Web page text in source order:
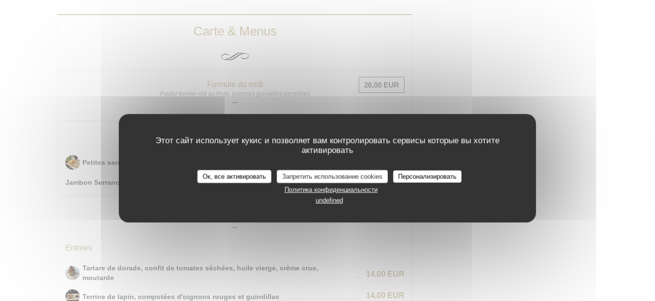
Этот сайт использует кукис и позволяет вам контролировать сервисы которые вы хотите
активировать
Ок, все активировать Запретить использование cookies
Персонализировать
Политика конфиденциальности
undefined
Carte & Menus
Formule du midi
Poulet fermier rôti au thym, pommes grenailles persillées
26,00 EUR
Pour patienter et à partager …
Petites sardines de Galice « LA GUILDIVE »
Jambon Serrano affiné 24 mois 21,00 EUR
Entrées
Tartare de dorade, confit de tomates séchées, huile vierge, crème crue,
moutarde
14,00 EUR
Terrine de lapin, compotées d'oignons rouges et guindillas 14,00 EUR